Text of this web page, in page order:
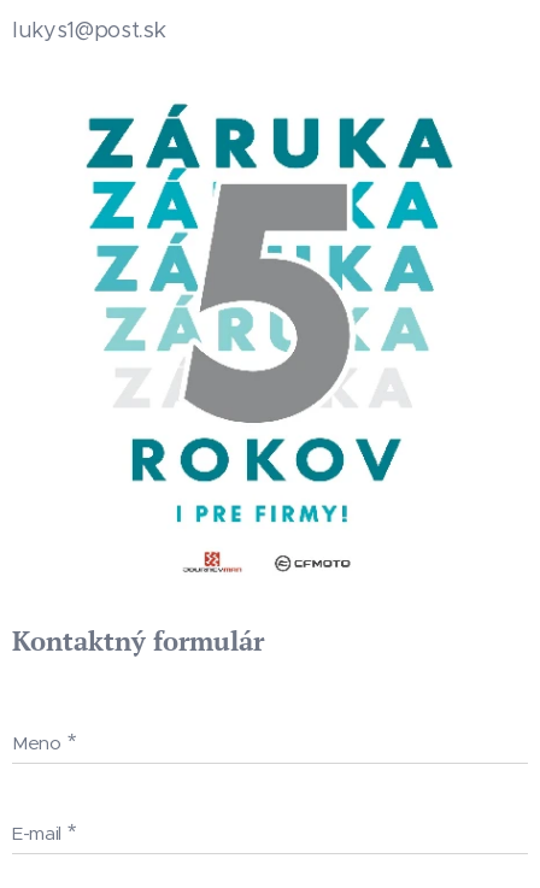
lukys1@post.sk
Kontaktný formulár
Meno
E-mail